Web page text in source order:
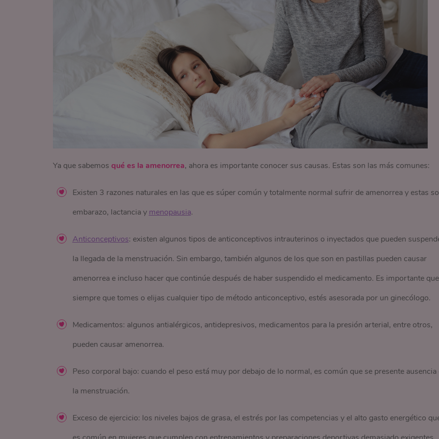
Ya que sabemos qué es la amenorrea, ahora es importante conocer sus causas. Estas son las más comunes:
Existen 3 razones naturales en las que es súper común y totalmente normal sufrir de amenorrea y estas
embarazo, lactancia y menopausia.
Anticonceptivos: existen algunos tipos de anticonceptivos intrauterinos o inyectados que pueden
la llegada de la menstruación. Sin embargo, también algunos de los que son en pastillas pueden causar
amenorrea e incluso hacer que continúe después de haber suspendido el medicamento. Es importante que
siempre que tomes o elijas cualquier tipo de método anticonceptivo, estés asesorada por un ginecólogo.
Medicamentos: algunos antialérgicos, antidepresivos, medicamentos para la presión arterial, entre otros,
pueden causar amenorrea.
Peso corporal bajo: cuando el peso está muy por debajo de lo normal, es común que se presente ausencia
la menstruación.
Exceso de ejercicio: los niveles bajos de grasa, el estrés por las competencias y el alto gasto energético